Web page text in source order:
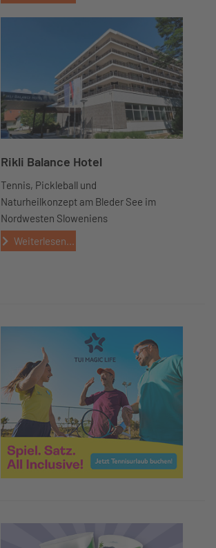
Rikli Balance Hotel
Tennis, Pickleball und
Naturheilkonzept am Bleder See im
Nordwesten Sloweniens
Weiterlesen...